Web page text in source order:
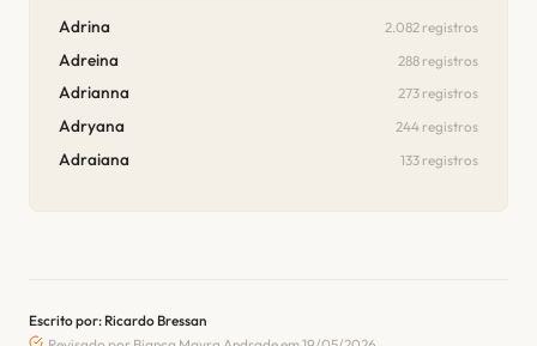
Adrina 2.082 registros
Adreina 288 registros
Adrianna 273 registros
Adryana 244 registros
Adraiana 133 registros
Escrito por: Ricardo Bressan